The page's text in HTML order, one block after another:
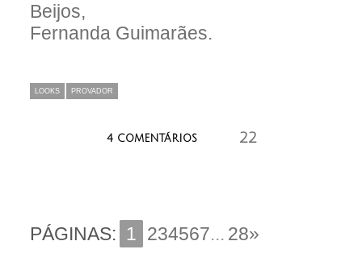
Beijos,
Fernanda Guimarães.
LOOKS PROVADOR
4 COMENTÁRIOS 22
PÁGINAS: 1 234567... 28»